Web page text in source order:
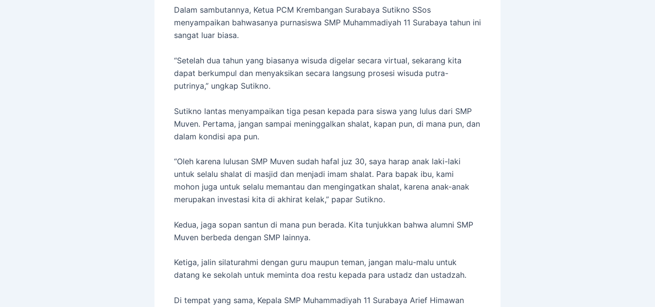
Dalam sambutannya, Ketua PCM Krembangan Surabaya Sutikno SSos
menyampaikan bahwasanya purnasiswa SMP Muhammadiyah 11 Surabaya tahun ini
sangat luar biasa.
“Setelah dua tahun yang biasanya wisuda digelar secara virtual, sekarang kita
dapat berkumpul dan menyaksikan secara langsung prosesi wisuda putra-
putrinya,” ungkap Sutikno.
Sutikno lantas menyampaikan tiga pesan kepada para siswa yang lulus dari SMP
Muven. Pertama, jangan sampai meninggalkan shalat, kapan pun, di mana pun, dan
dalam kondisi apa pun.
“Oleh karena lulusan SMP Muven sudah hafal juz 30, saya harap anak laki-laki
untuk selalu shalat di masjid dan menjadi imam shalat. Para bapak ibu, kami
mohon juga untuk selalu memantau dan mengingatkan shalat, karena anak-anak
merupakan investasi kita di akhirat kelak,” papar Sutikno.
Kedua, jaga sopan santun di mana pun berada. Kita tunjukkan bahwa alumni SMP
Muven berbeda dengan SMP lainnya.
Ketiga, jalin silaturahmi dengan guru maupun teman, jangan malu-malu untuk
datang ke sekolah untuk meminta doa restu kepada para ustadz dan ustadzah.
Di tempat yang sama, Kepala SMP Muhammadiyah 11 Surabaya Arief Himawan